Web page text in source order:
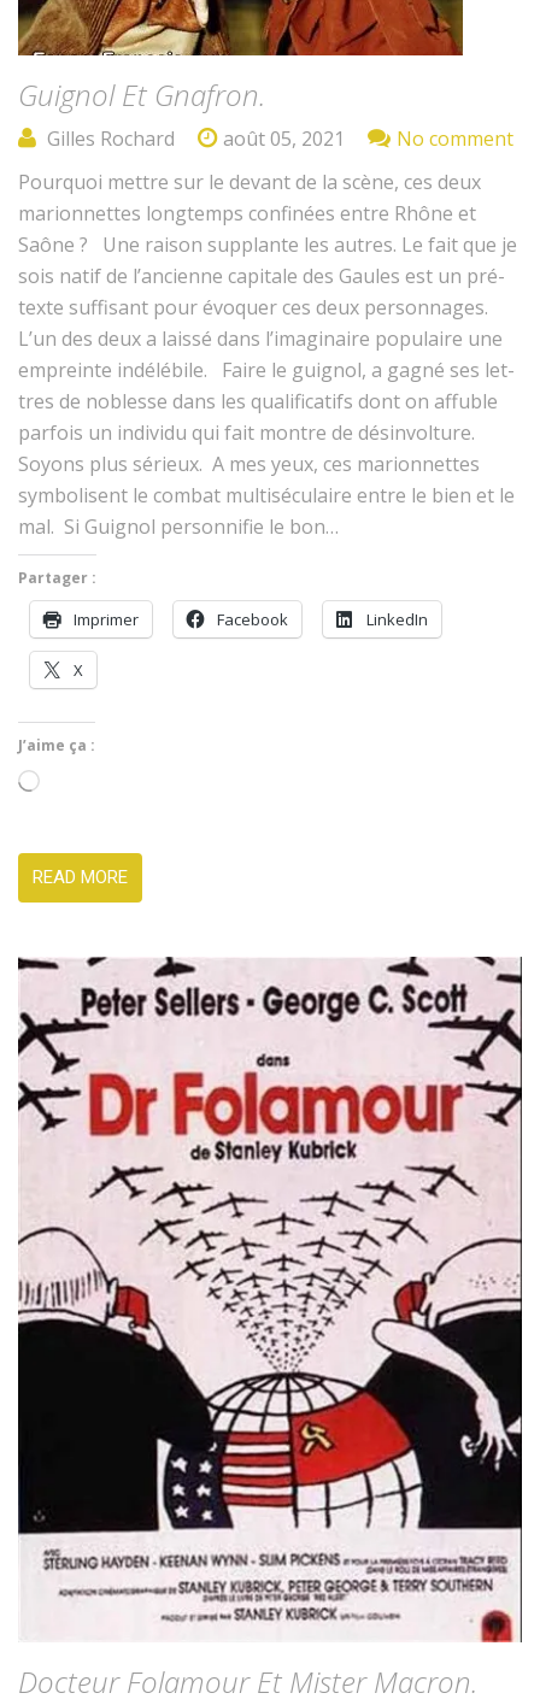
Guignol Et Gnafron.
Gilles Rochard août 05, 2021
No comment
Pourquoi met­tre sur le devant de la scène, ces deux
mar­i­on­nettes longtemps con­finées entre Rhône et
Saône ? Une rai­son sup­plante les autres. Le fait que je
sois natif de l’an­ci­enne cap­i­tale des Gaules est un pré­
texte suff­isant pour évo­quer ces deux per­son­nages.
L’un des deux a lais­sé dans l’imag­i­naire pop­u­laire une
empreinte indélé­bile. Faire le guig­nol, a gag­né ses let­
tres de noblesse dans les qual­i­fi­cat­ifs dont on affu­ble
par­fois un indi­vidu qui fait mon­tre de dés­in­vol­ture.
Soyons plus sérieux. A mes yeux, ces mar­i­on­nettes
sym­bol­isent le com­bat mul­ti­sécu­laire entre le bien et le
mal. Si Guig­nol per­son­ni­fie le bon…
Partager :
Imprimer Face­book LinkedIn
X
J’aime ça :
Charge­
READ MORE
Docteur Folamour Et Mister Macron.